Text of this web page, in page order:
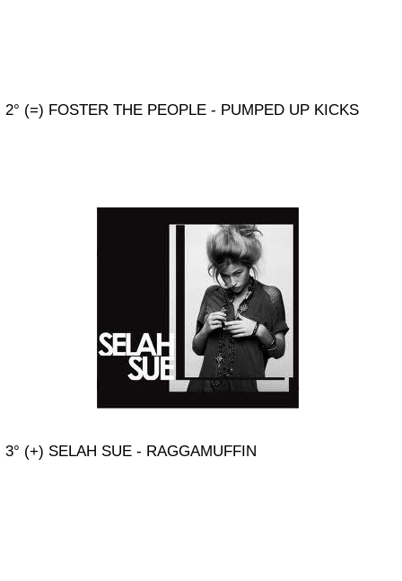
2° (=) FOSTER THE PEOPLE - PUMPED UP KICKS
3° (+) SELAH SUE - RAGGAMUFFIN